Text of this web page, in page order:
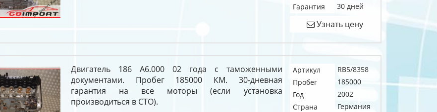
Гарантия
30 дней
Узнать цену
Двигатель 186 A6.000 02 года с таможенными
документами. Пробег 185000 КМ. 30-дневная
гарантия на все моторы (если установка
производиться в СТО).
Артикул
RB5/8358
Пробег
185000
Год
2002
Страна
Германия